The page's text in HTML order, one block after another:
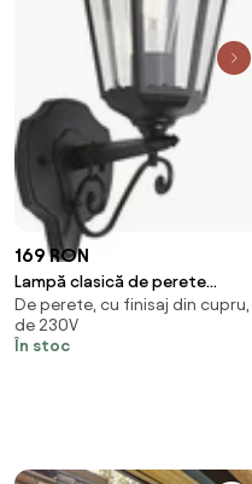
169 RON
Lampă clasică de perete
neagră cu cupru IP44 - Havana
De perete, cu finisaj din cupru,
de 230V
În stoc